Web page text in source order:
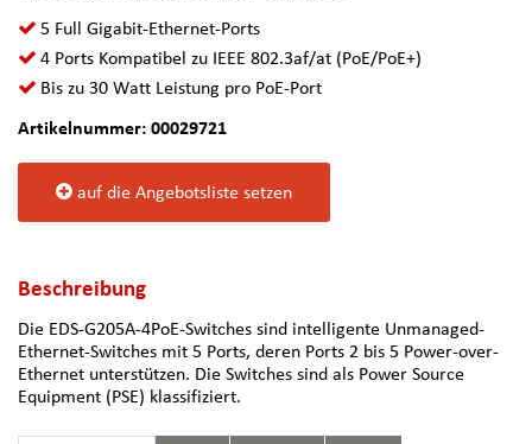
5 Full Gigabit-Ethernet-Ports
4 Ports Kompatibel zu IEEE 802.3af/at (PoE/PoE+)
Bis zu 30 Watt Leistung pro PoE-Port
Artikelnummer: 00029721
auf die Angebotsliste setzen
Beschreibung
Die EDS-G205A-4PoE-Switches sind intelligente Unmanaged-
Ethernet-Switches mit 5 Ports, deren Ports 2 bis 5 Power-over-
Ethernet unterstützen. Die Switches sind als Power Source
Equipment (PSE) klassifiziert.